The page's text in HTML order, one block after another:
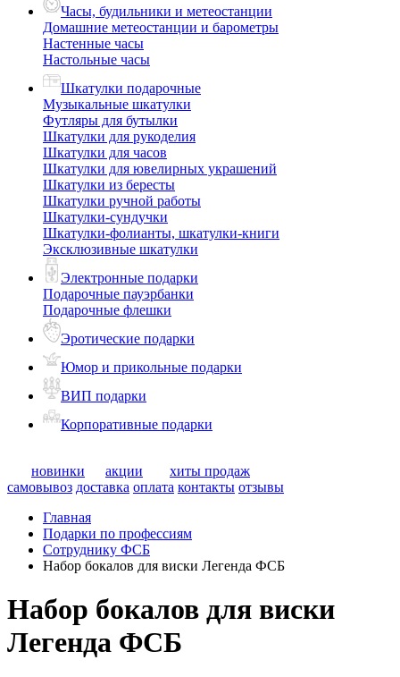
Часы, будильники и метеостанции
Домашние метеостанции и барометры
Настенные часы
Настольные часы
Шкатулки подарочные
Музыкальные шкатулки
Футляры для бутылки
Шкатулки для рукоделия
Шкатулки для часов
Шкатулки для ювелирных украшений
Шкатулки из бересты
Шкатулки ручной работы
Шкатулки-сундучки
Шкатулки-фолианты, шкатулки-книги
Эксклюзивные шкатулки
Электронные подарки
Подарочные пауэрбанки
Подарочные флешки
Эротические подарки
Юмор и прикольные подарки
ВИП подарки
Корпоративные подарки
новинки акции
хиты продаж
самовывоз доставка оплата контакты отзывы
Главная
Подарки по профессиям
Сотруднику ФСБ
Набор бокалов для виски Легенда ФСБ
Набор бокалов для виски
Легенда ФСБ